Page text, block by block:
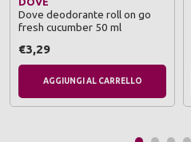
Dove deodorante roll on go
fresh cucumber 50 ml
€3,29
AGGIUNGI AL CARRELLO